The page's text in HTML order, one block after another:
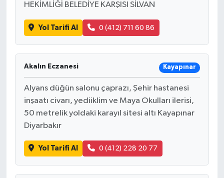
HEKİMLİĞİ BELEDİYE KARŞISI SİLVAN
Yol Tarifi Al 0 (412) 711 60 86
Akalın Eczanesi Kayapınar
Alyans düğün salonu çaprazı, Şehir hastanesi
inşaatı civarı, yediiklim ve Maya Okulları ilerisi,
50 metrelik yoldaki karayıl sitesi altı Kayapınar
Diyarbakır
Yol Tarifi Al 0 (412) 228 20 77